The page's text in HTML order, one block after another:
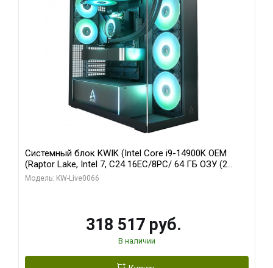
Системный блок KWIK (Intel Core i9-14900K OEM
(Raptor Lake, Intel 7, C24 16EC/8PC/ 64 ГБ ОЗУ (2
модуля)/ Gigabyte RTX5080 XTREME WATERFORCE
Модель: KW-Live0066
318 517 руб.
В наличии